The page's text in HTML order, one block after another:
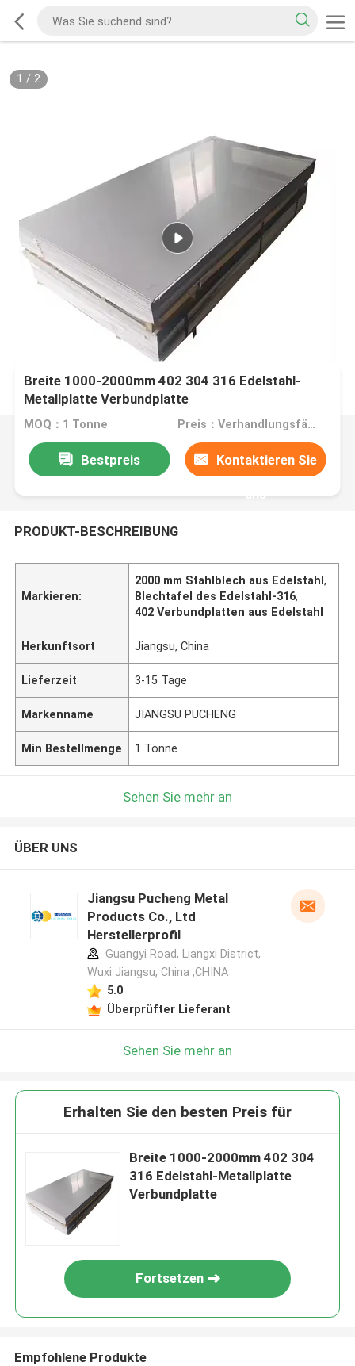
1 / 2
Breite 1000-2000mm 402 304 316 Edelstahl-
Metallplatte Verbundplatte
MOQ：1 Tonne Preis：Verhandlungsfähig
Bestpreis Kontaktieren Sie
uns
PRODUKT-BESCHREIBUNG
Markieren:
2000 mm Stahlblech aus Edelstahl,
Blechtafel des Edelstahl-316,
402 Verbundplatten aus Edelstahl
Herkunftsort Jiangsu, China
Lieferzeit 3-15 Tage
Markenname JIANGSU PUCHENG
Min Bestellmenge 1 Tonne
Sehen Sie mehr an
ÜBER UNS
Jiangsu Pucheng Metal
Products Co., Ltd
Herstellerprofil
Guangyi Road, Liangxi District,
Wuxi Jiangsu, China ,CHINA
5.0
Überprüfter Lieferant
Sehen Sie mehr an
Erhalten Sie den besten Preis für
Breite 1000-2000mm 402 304
316 Edelstahl-Metallplatte
Verbundplatte
Fortsetzen
Empfohlene Produkte